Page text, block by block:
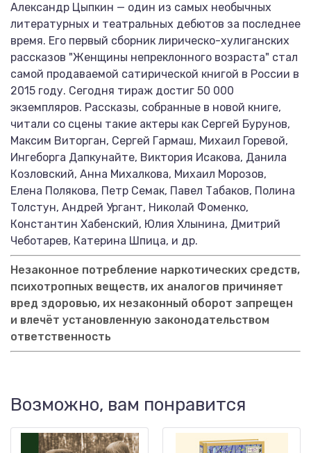
Александр Цыпкин — один из самых необычных
литературных и театральных дебютов за последнее
время. Его первый сборник лирическо-хулиганских
рассказов "Женщины непреклонного возраста" стал
самой продаваемой сатирической книгой в России в
2015 году. Сегодня тираж достиг 50 000
экземпляров. Рассказы, собранные в новой книге,
читали со сцены такие актеры как Сергей Бурунов,
Максим Виторган, Сергей Гармаш, Михаил Горевой,
Ингеборга Дапкунайте, Виктория Исакова, Данила
Козловский, Анна Михалкова, Михаил Морозов,
Елена Полякова, Петр Семак, Павел Табаков, Полина
Толстун, Андрей Ургант, Николай Фоменко,
Константин Хабенский, Юлия Хлынина, Дмитрий
Чеботарев, Катерина Шпица, и др.
Незаконное потребление наркотических средств,
психотропных веществ, их аналогов причиняет
вред здоровью, их незаконный оборот запрещен
и влечёт установленную законодательством
ответственность
Возможно, вам понравится